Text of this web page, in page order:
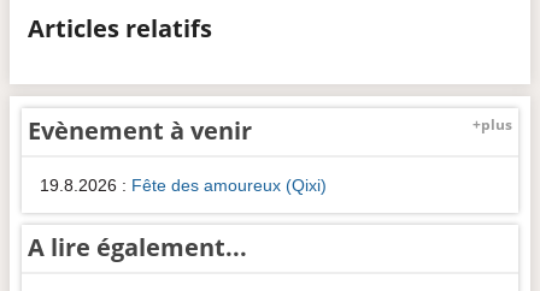
Articles relatifs
+plus
Evènement à venir
19.8.2026 : Fête des amoureux (Qixi)
A lire également...